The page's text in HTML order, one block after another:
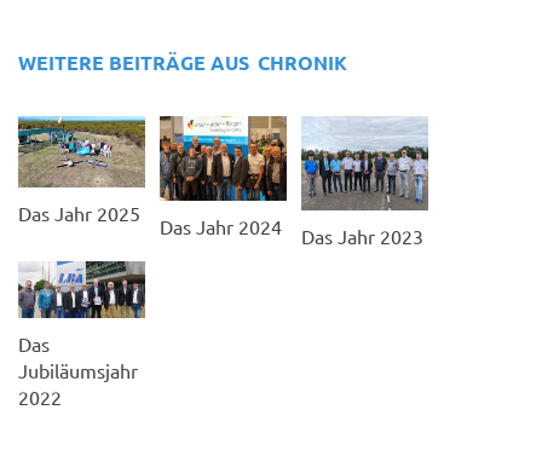
WEITERE BEITRÄGE AUS CHRONIK
Das Jahr 2025
Das Jahr 2024 Das Jahr 2023
Das
Jubiläumsjahr
2022